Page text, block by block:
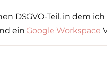
DSGVO-Teil, in dem
ein Google Workspace